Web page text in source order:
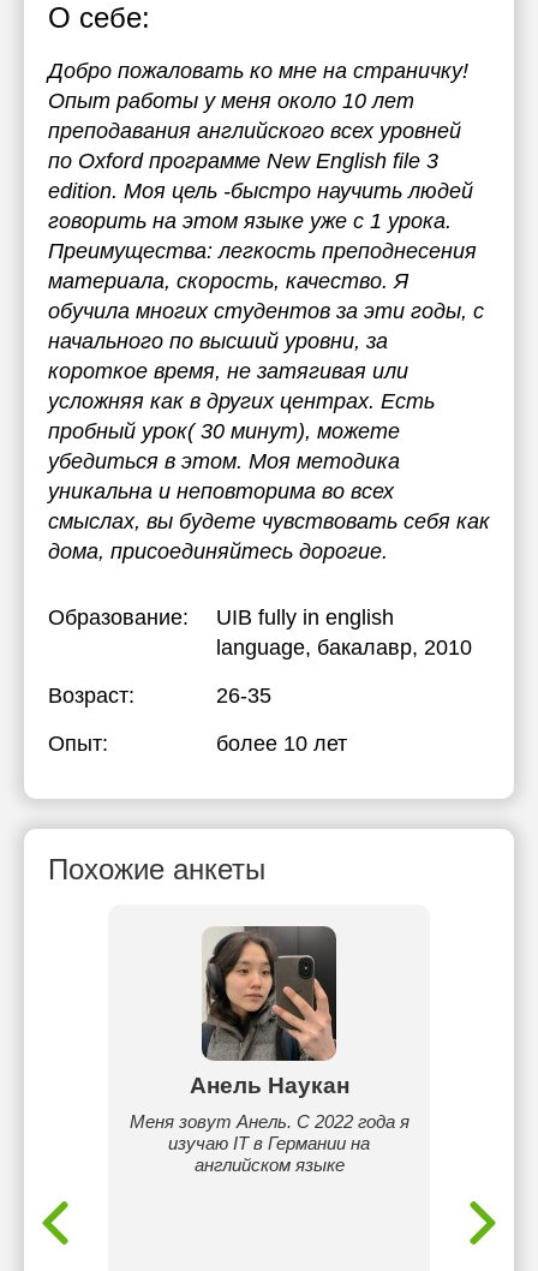
О себе:
Добро пожаловать ко мне на страничку!
Опыт работы у меня около 10 лет
преподавания английского всех уровней
по Oxford программе New English file 3
edition. Моя цель -быстро научить людей
говорить на этом языке уже с 1 урока.
Преимущества: легкость преподнесения
материала, скорость, качество. Я
обучила многих студентов за эти годы, с
начального по высший уровни, за
короткое время, не затягивая или
усложняя как в других центрах. Есть
пробный урок( 30 минут), можете
убедиться в этом. Моя методика
уникальна и неповторима во всех
смыслах, вы будете чувствовать себя как
дома, присоединяйтесь дорогие.
Образование:
UIB fully in english
language, бакалавр, 2010
Возраст:
26-35
Опыт:
более 10 лет
Похожие анкеты
Анель Наукан
Меня зовут Анель. С 2022 года я
изучаю IT в Германии на
английском языке